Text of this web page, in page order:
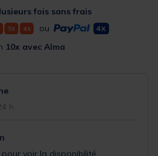
fois sans frais
ou
10x avec Alma
h